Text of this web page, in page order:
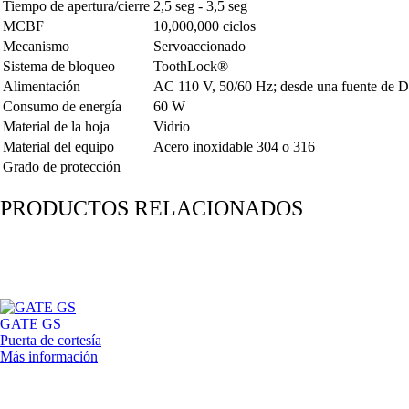
Tiempo de apertura/cierre 2,5 seg - 3,5 seg
MCBF
10,000,000 ciclos
Mecanismo
Servoaccionado
Sistema de bloqueo
ToothLock®
Alimentación
AC 110 V, 50/60 Hz; desde una fuente de
Consumo de energía
60 W
Material de la hoja
Vidrio
Material del equipo
Acero inoxidable 304 o 316
Grado de protección
PRODUCTOS RELACIONADOS
GATE GS
Puerta de cortesía
Más información